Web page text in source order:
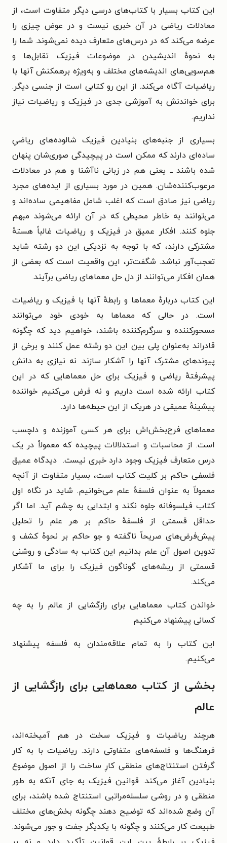
این کتاب بسیار با کتاب‌های درسی دیگر متفاوت است، از
معادلات ریاضی در آن خبری نیست و در عوض چیزی را
عرضه می‌کند که در درس‌های متعارف دیده نمی‌شوند. شما را
به نحوهٔ اندیشیدن در موضوعات فیزیک تقابل‌ها و
هم‌سویی‌های اندیشه‌های مختلف و به‌ویژه برهمکنش آنها با
ریاضیات آگاه می‌کند. از این رو کتابی است از جنسی دیگر.
برای خواندنش به آموزشی جدی در فیزیک و ریاضیات نیاز
نداریم.
بسیاری از جنبه‌های بنیادین فیزیک شالوده‌های ریاضیِ
ساده‌ای دارند که ممکن است در پیچیدگی صوری‌شان پنهان
شده باشند ــ یعنی هم در زبانی ناآشنا و هم در معادلات
مرعوب‌کننده‌شان. همین در مورد بسیاری از ایده‌های مجرد
ریاضی نیز صادق است که اغلب شامل مفاهیمی ساده‌اند و
می‌توانند به خاطر محیطی که در آن ارائه می‌شوند مبهم
جلوه کنند. افکار عمیق در فیزیک و ریاضیات غالباً هستهٔ
مشترکی دارند، که با توجه به نزدیکی این دو رشته شاید
تعجب‌آور نباشد. شگفت‌تر، این واقعیت است که بعضی از
همان افکار می‌توانند از دل حل معماهای ریاضی برآیند.
این کتاب دربارهٔ معماها و رابطهٔ آنها با فیزیک و ریاضیات
است. در حالی که معماها به خودی خود می‌توانند
مسحورکننده و سرگرم‌کننده باشند، خواهیم دید که چگونه
قادراند به‌عنوان پلی بین این دو رشته عمل کنند و برخی از
پیوندهای مشترک آنها را آشکار سازند. نه نیازی به دانش
پیشرفتهٔ ریاضی و فیزیک برای حل معماهایی که در این
کتاب ارائه شده است داریم و نه فرض می‌کنیم خواننده
پیشینهٔ عمیقی در هریک از این حیطه‌ها دارد.
معماهای فرح‌بخش‌اش برای هر کسی آموزنده و دلچسب
است. از محاسبات و استدلالات پیچیده که معمولاً در یک
درس متعارف فیزیک وجود دارد خبری نیست. دیدگاه عمیق
فلسفی حاکم بر کلیت کتاب است، بسیار متفاوت از آنچه
معمولاً به عنوان فلسفهٔ علم می‌خوانیم. شاید در نگاه اول
کتاب فیلسوفانه جلوه نکند و ابتدایی به چشم آید. اما اگر
حداقل قسمتی از فلسفهٔ حاکم بر هر علم را تحلیل
پیش‌فرض‌های صریحاً ناگفته و جو حاکم بر نحوهٔ کشف و
تدوین اصول آن علم بدانیم این کتاب به سادگی و روشنی
قسمتی از ریشه‌های گوناگون فیزیک را برای ما آشکار
می‌کند.
خواندن کتاب معماهایی برای رازگشایی از عالم را به چه
کسانی پیشنهاد می‌کنیم
این کتاب را به تمام علاقه‌مندان به فلسفه پیشنهاد
می‌کنیم.
بخشی از کتاب معماهایی برای رازگشایی از
عالم
هرچند ریاضیات و فیزیک سخت در هم آمیخته‌اند،
فرهنگ‌ها و فلسفه‌های متفاوتی دارند. ریاضیات با به کار
گرفتن استنتاج‌های منطقی کارِ ساخت را از اصول موضوع
بنیادین آغاز می‌کند. قوانین فیزیک به جای آنکه به طور
منطقی و در روشی سلسله‌مراتبی استنتاج شده باشند، برای
آن وضع شده‌اند که توضیح دهند چگونه بخش‌های مختلف
طبیعت کار می‌کنند و چگونه با یکدیگر جفت و جور می‌شوند.